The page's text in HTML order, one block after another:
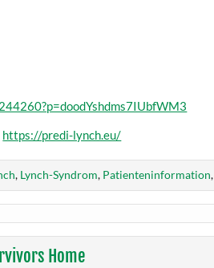
https://predi-lynch.eu/
, Lynch-Syndrom, Patienteninformation,
Home